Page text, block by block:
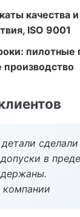
качества и
ISO 9001
пилотные
производство
сделали
в